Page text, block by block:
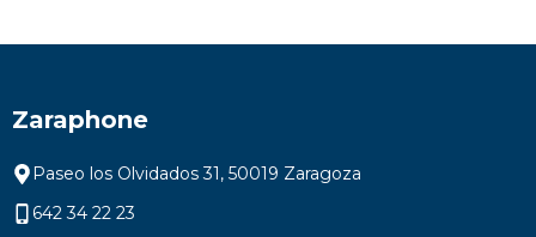
Zaraphone
Paseo los Olvidados 31, 50019 Zaragoza
642 34 22 23